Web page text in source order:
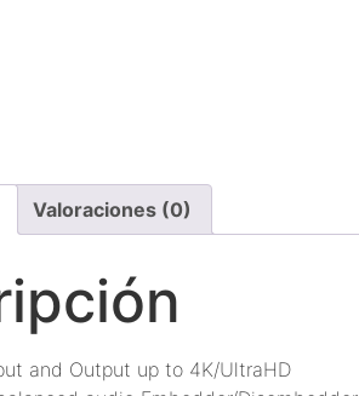
Valoraciones (0)
and Output up to 4K/UltraHD